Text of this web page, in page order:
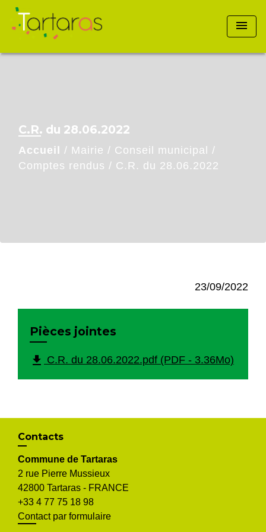
menu
C.R. du 28.06.2022
Accueil / Mairie / Conseil municipal /
Comptes rendus / C.R. du 28.06.2022
23/09/2022
Pièces jointes
file_download C.R. du 28.06.2022.pdf (PDF - 3.36Mo)
Contacts
Commune de Tartaras
2 rue Pierre Mussieux
42800 Tartaras - FRANCE
+33 4 77 75 18 98
Contact par formulaire